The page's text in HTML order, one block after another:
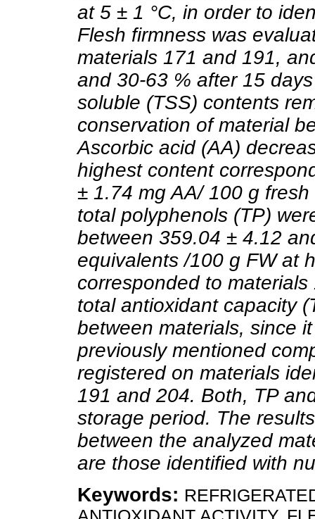
at 5 ± 1 °C, in order to
Flesh firmness was
materials 171 and 191,
and 30-63 % after 15
soluble (TSS) contents
conservation of material
Ascorbic acid (AA)
highest content
± 1.74 mg AA/ 100 g
total polyphenols (TP)
between 359.04 ± 4.12
equivalents /100 g FW at
corresponded to
total antioxidant capacity
between materials, since
previously mentioned
registered on materials
191 and 204. Both, TP
storage period. The
between the analyzed
are those identified with
Keywords: